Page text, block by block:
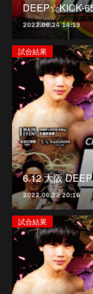
DEEP☆KICK-
2022.06.24 14:19
試合結果
6.12 大阪
2022.06.22 20:16
試合結果